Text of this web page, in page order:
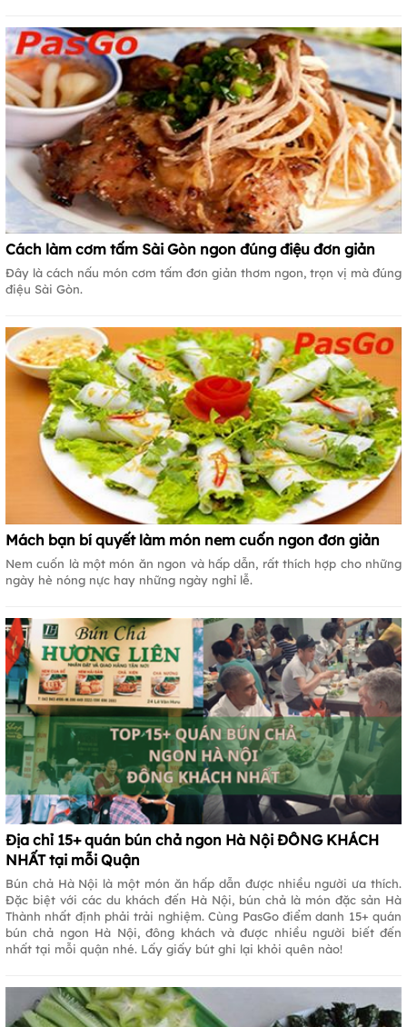
Cách làm cơm tấm Sài Gòn ngon đúng điệu đơn giản
Đây là cách nấu món cơm tấm đơn giản thơm ngon, trọn vị mà đúng
điệu Sài Gòn.
Mách bạn bí quyết làm món nem cuốn ngon đơn giản
Nem cuốn là một món ăn ngon và hấp dẫn, rất thích hợp cho những
ngày hè nóng nực hay những ngày nghỉ lễ.
Địa chỉ 15+ quán bún chả ngon Hà Nội ĐÔNG KHÁCH
NHẤT tại mỗi Quận
Bún chả Hà Nội là một món ăn hấp dẫn được nhiều người ưa thích.
Đặc biệt với các du khách đến Hà Nội, bún chả là món đặc sản Hà
Thành nhất định phải trải nghiệm. Cùng PasGo điểm danh 15+ quán
bún chả ngon Hà Nội, đông khách và được nhiều người biết đến
nhất tại mỗi quận nhé. Lấy giấy bút ghi lại khỏi quên nào!